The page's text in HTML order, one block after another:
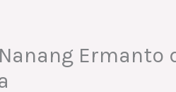
Ermanto